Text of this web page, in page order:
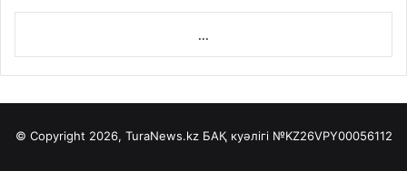
...
© Copyright 2026, TuraNews.kz БАҚ куәлігі №KZ26VPY00056112